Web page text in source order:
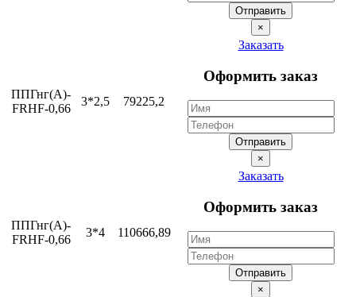
Отправить
×
ППГнг(А)-
FRHF-0,66
3*2,5 79225,2
Заказать
Оформить заказ
Отправить
×
ППГнг(А)-
FRHF-0,66
3*4 110666,89
Заказать
Оформить заказ
Отправить
×